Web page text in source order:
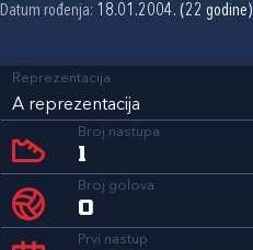
Datum rođenja: 18.01.2004. (22 godine)
Reprezentacija
A reprezentacija
Broj nastupa
1
Broj golova
0
Prvi nastup